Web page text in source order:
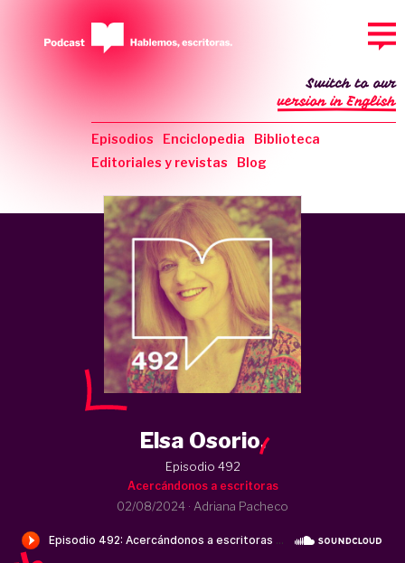
Episodios Enciclopedia
Biblioteca
Editoriales y revistas
Blog
Switch to our
version in English
Elsa Osorio.
Episodio 492
Acercándonos a escritoras
02/08/2024 · Adriana Pacheco